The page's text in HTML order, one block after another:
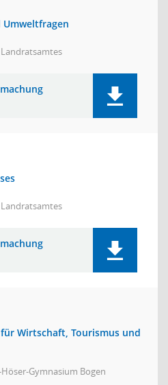
Umweltfragen
Wirtschaft, Tourismus und
Gymnasium Bogen